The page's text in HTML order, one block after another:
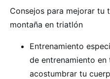
Consejos para mejorar tu
montaña en triatlón
Entrenamiento
de entrenamiento
acostumbrar tu